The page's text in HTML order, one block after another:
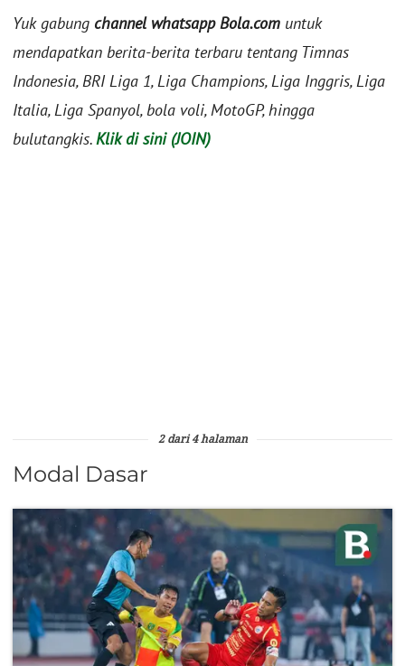
Yuk gabung channel whatsapp Bola.com untuk
mendapatkan berita-berita terbaru tentang Timnas
Indonesia, BRI Liga 1, Liga Champions, Liga Inggris, Liga
Italia, Liga Spanyol, bola voli, MotoGP, hingga
bulutangkis.Klik di sini (JOIN)
2 dari 4 halaman
Modal Dasar